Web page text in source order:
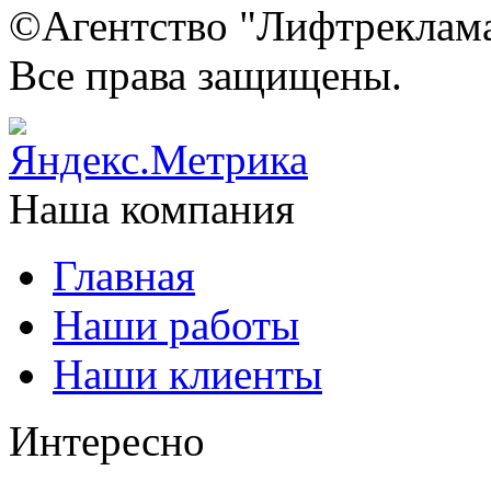
©Агентство
Все права защищены.
Наша компания
Главная
Наши работы
Наши клиенты
Интересно